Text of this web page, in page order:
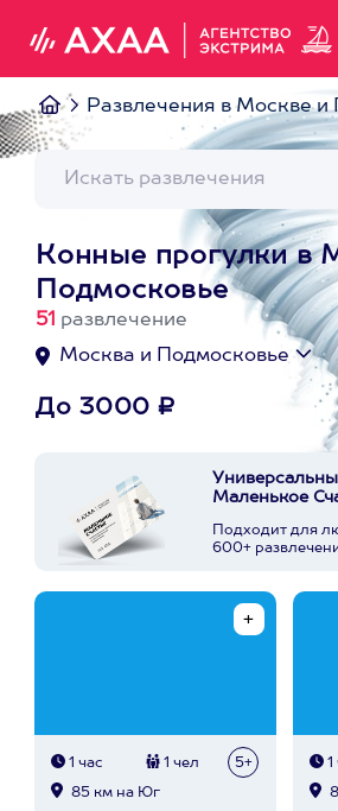
Развлечения в Москве и
Конные прогулки в
Подмосковье
51 развлечение
Москва и Подмосковье
До 3000 ₽
Маленькое
Подходит для
600+
1 час 1 чел 5+
85 км на Юг
1